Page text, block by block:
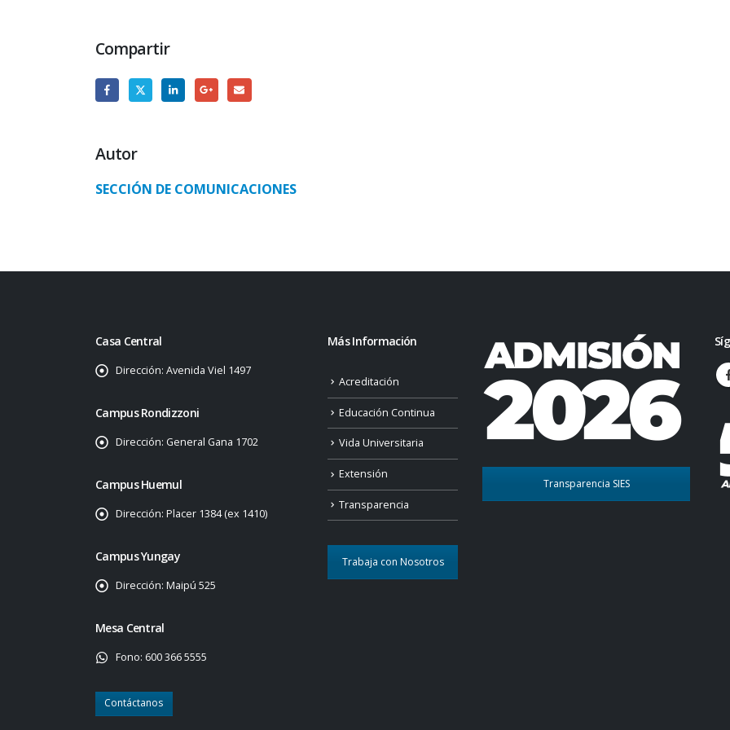
Compartir
Autor
SECCIÓN DE COMUNICACIONES
Casa Central
Dirección: Avenida Viel 1497
Campus Rondizzoni
Dirección: General Gana 1702
Campus Huemul
Dirección: Placer 1384 (ex 1410)
Campus Yungay
Dirección: Maipú 525
Mesa Central
Fono: 600 366 5555
Contáctanos
Más Información
Acreditación
Educación Continua
Vida Universitaria
Extensión
Transparencia
Trabaja con Nosotros
Transparencia SIES